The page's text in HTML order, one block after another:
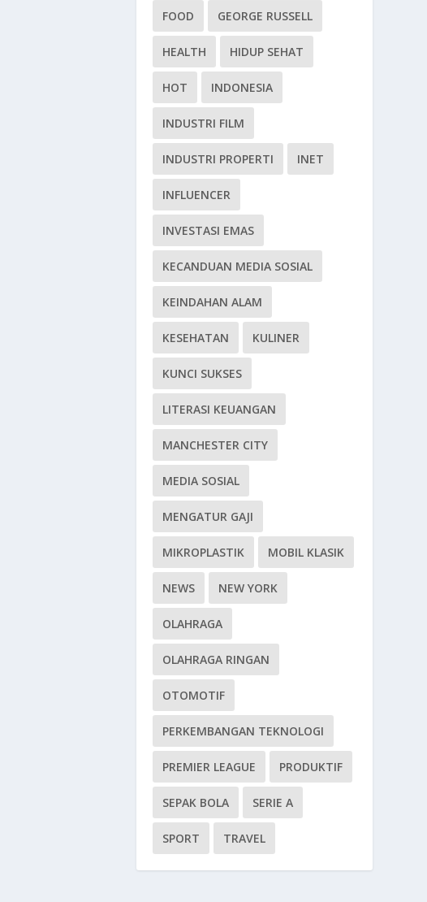
FOOD GEORGE RUSSELL
HEALTH HIDUP SEHAT
HOT INDONESIA
INDUSTRI FILM
INDUSTRI PROPERTI INET
INFLUENCER
INVESTASI EMAS
KECANDUAN MEDIA SOSIAL
KEINDAHAN ALAM
KESEHATAN KULINER
KUNCI SUKSES
LITERASI KEUANGAN
MANCHESTER CITY
MEDIA SOSIAL
MENGATUR GAJI
MIKROPLASTIK MOBIL KLASIK
NEWS NEW YORK
OLAHRAGA
OLAHRAGA RINGAN
OTOMOTIF
PERKEMBANGAN TEKNOLOGI
PREMIER LEAGUE PRODUKTIF
SEPAK BOLA SERIE A
SPORT TRAVEL